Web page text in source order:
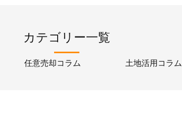
カテゴリー一覧
任意売却コラム 土地活用コラム